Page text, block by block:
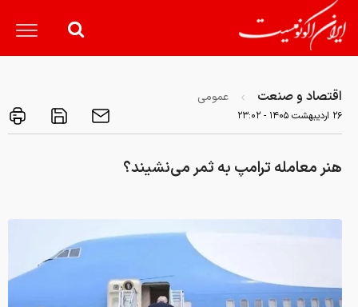
اقتصاد و صنعت عمومی
۲۶ ارديبهشت ۱۴۰۵ - ۲۳:۰۲
هنر معامله ترامپ به ثمر می‌نشیند؟